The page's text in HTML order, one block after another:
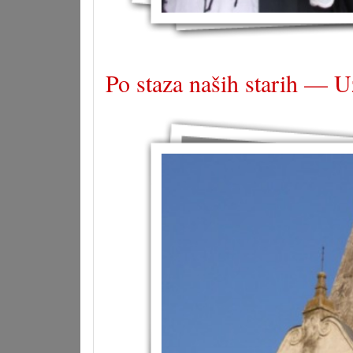
Po staza naših starih —